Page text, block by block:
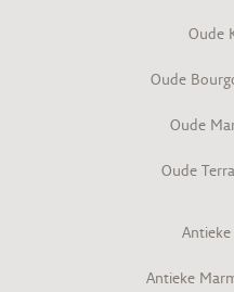
Oude
Oude
Oude
Oude
Antieke